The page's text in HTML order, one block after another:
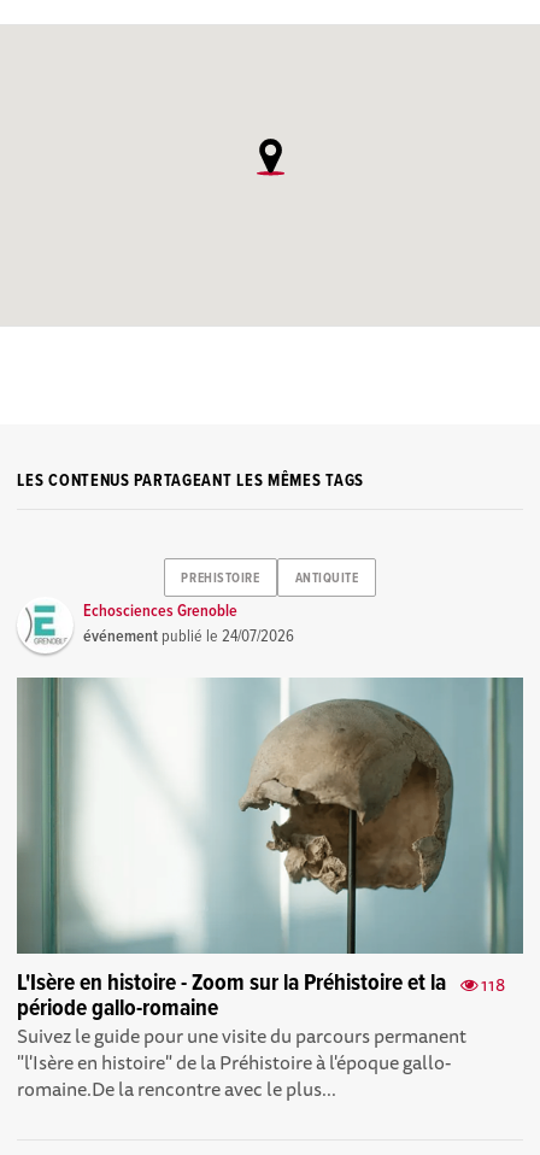
LES CONTENUS PARTAGEANT LES MÊMES TAGS
PREHISTOIRE ANTIQUITE
Echosciences Grenoble
événement publié le24/07/2026
118
L'Isère en histoire - Zoom sur la Préhistoire et la
période gallo-romaine
Suivez le guide pour une visite du parcours permanent
"l'Isère en histoire" de la Préhistoire à l'époque gallo-
romaine.De la rencontre avec le plus...